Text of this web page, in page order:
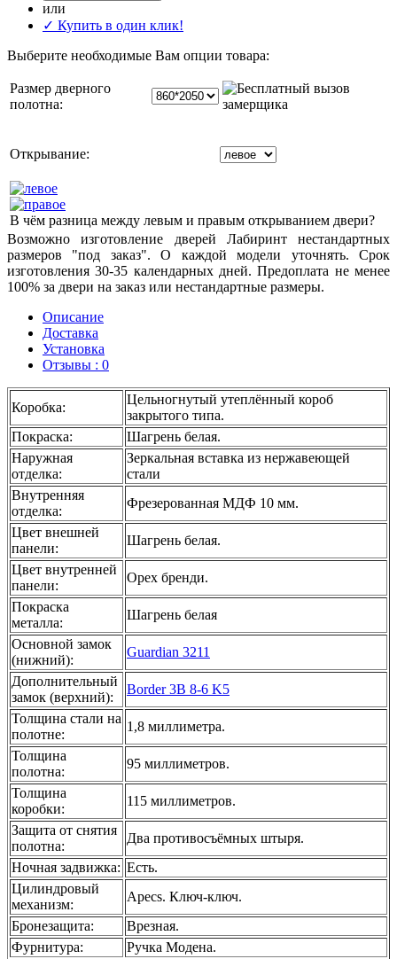
или
✓ Купить в один клик!
Выберите необходимые Вам опции товара:
Размер дверного
полотна:
Открывание:
В чём разница между левым и правым открыванием двери?
Возможно изготовление дверей Лабиринт нестандартных
размеров "под заказ". О каждой модели уточнять. Срок
изготовления 30-35 календарных дней. Предоплата не менее
100% за двери на заказ или нестандартные размеры.
Описание
Доставка
Установка
Отзывы : 0
Коробка:
Цельногнутый утеплённый короб
закрытого типа.
Покраска:
Шагрень белая.
Наружная
отделка:
Зеркальная вставка из нержавеющей
стали
Внутренняя
отделка:
Фрезерованная МДФ 10 мм.
Цвет внешней
панели:
Шагрень белая.
Цвет внутренней
панели:
Орех бренди.
Покраска
металла:
Шагрень белая
Основной замок
(нижний):
Guardian 3211
Дополнительный
замок (верхний):
Border 3B 8-6 K5
Толщина стали на
полотне:
1,8 миллиметра.
Толщина
полотна:
95 миллиметров.
Толщина
коробки:
115 миллиметров.
Защита от снятия
полотна:
Два противосъёмных штыря.
Ночная задвижка: Есть.
Цилиндровый
механизм:
Apecs. Ключ-ключ.
Бронезащита:
Врезная.
Фурнитура:
Ручка Модена.